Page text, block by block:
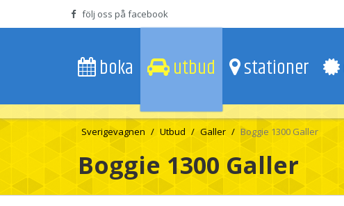
följ oss på facebook
boka utbud stationer
Sverigevagnen Utbud Galler Boggie 1300 Galler
Boggie 1300 Galler